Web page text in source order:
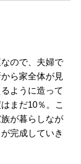
ので、夫婦で
ら家全体が見
ように造って
まだ10％。こ
が暮らしなが
完成していき